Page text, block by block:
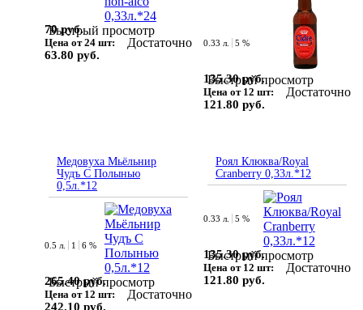
Быстрый просмотр
70 руб.
Цена от 24 шт:
63.80 руб.
Достаточно
Быстрый просмотр
0.33 л. 5 %
135.30 руб.
Цена от 12 шт:
121.80 руб.
Достаточно
Медовуха Мьёльнир
Чудъ С Полынью
0,5л.*12
Быстрый просмотр
0.5 л. 1 6 %
265.40 руб.
Цена от 12 шт:
242.10 руб.
Достаточно
Роял Клюква/Royal
Cranberry 0,33л.*12
Быстрый просмотр
0.33 л. 5 %
135.30 руб.
Цена от 12 шт:
121.80 руб.
Достаточно